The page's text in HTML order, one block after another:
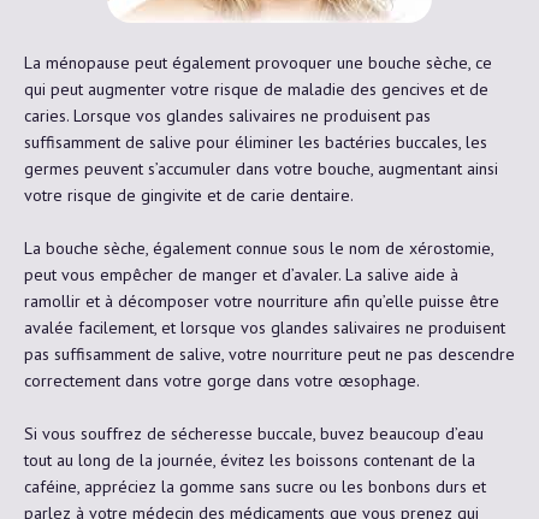
La ménopause peut également provoquer une bouche sèche, ce
qui peut augmenter votre risque de maladie des gencives et de
caries. Lorsque vos glandes salivaires ne produisent pas
suffisamment de salive pour éliminer les bactéries buccales, les
germes peuvent s’accumuler dans votre bouche, augmentant ainsi
votre risque de gingivite et de carie dentaire.
La bouche sèche, également connue sous le nom de xérostomie,
peut vous empêcher de manger et d’avaler. La salive aide à
ramollir et à décomposer votre nourriture afin qu’elle puisse être
avalée facilement, et lorsque vos glandes salivaires ne produisent
pas suffisamment de salive, votre nourriture peut ne pas descendre
correctement dans votre gorge dans votre œsophage.
Si vous souffrez de sécheresse buccale, buvez beaucoup d’eau
tout au long de la journée, évitez les boissons contenant de la
caféine, appréciez la gomme sans sucre ou les bonbons durs et
parlez à votre médecin des médicaments que vous prenez qui